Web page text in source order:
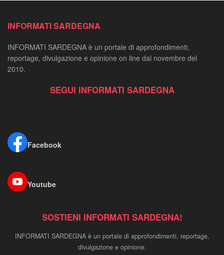
INFORMATI SARDEGNA
INFORMATI SARDEGNA è un portale di approfondimenti,
reportage, divulgazione e opinione on line dal novembre del
2010.
SEGUI INFORMATI SARDEGNA
Facebook
Youtube
SOSTIENI INFORMATI SARDEGNA!
INFORMATI SARDEGNA è un portale di approfondimenti, reportage,
divulgazione e opinione.